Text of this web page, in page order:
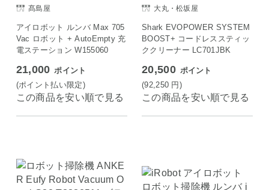
髙島屋
アイロボット ルンバ Max 705
Vac ロボット + AutoEmpty 充
電ステーション W155060
21,000 ポイント
(ポイント払い限定)
この商品を安い順で見る
大丸・松坂屋
Shark EVOPOWER SYSTEM
BOOST+ コードレススティッ
ククリーナー LC701JBK
20,500 ポイント
(92,250 円)
この商品を安い順で見る